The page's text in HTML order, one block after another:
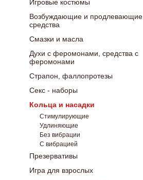
Игровые костюмы
Возбуждающие и продлевающие
средства
Смазки и масла
Духи с феромонами, средства с
феромонами
Страпон, фаллопротезы
Секс - наборы
Кольца и насадки
Стимулирующие
Удлиняющие
Без вибрации
С вибрацией
Презервативы
Игра для взрослых